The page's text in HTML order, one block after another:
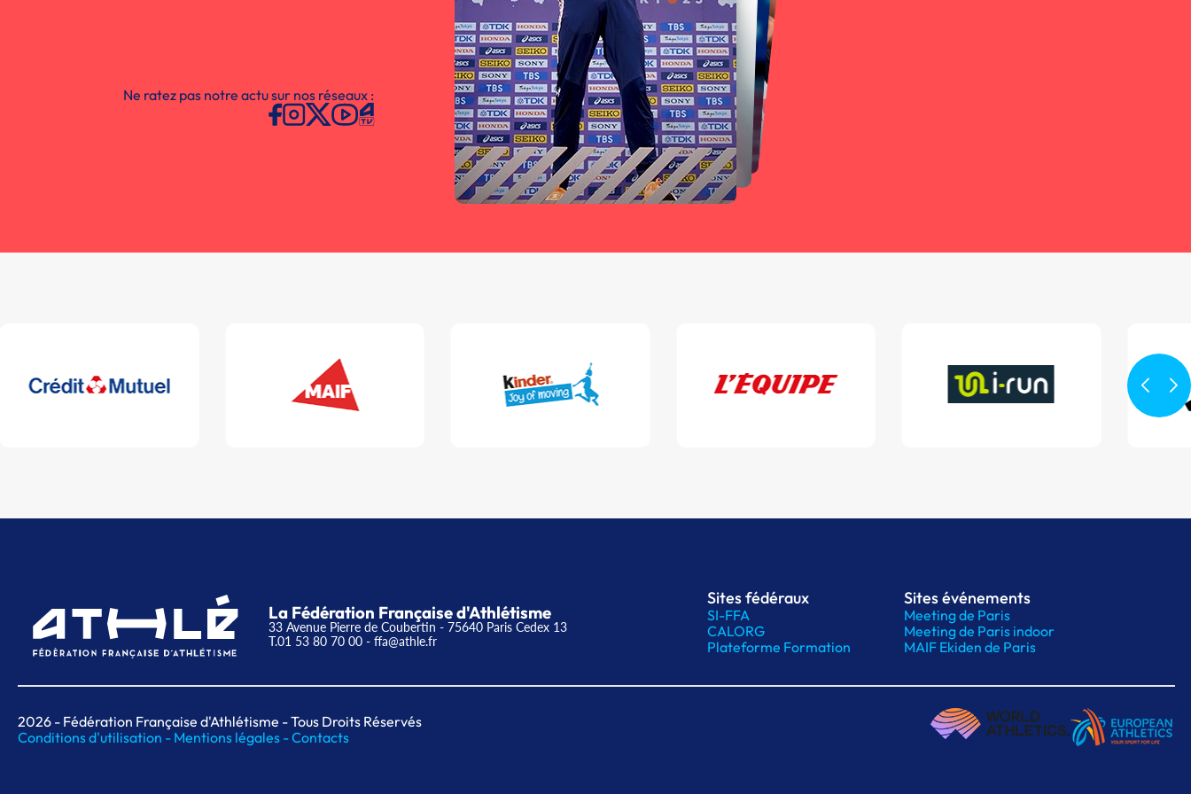
Ne ratez pas notre actu sur nos réseaux :
La Fédération Française d'Athlétisme
33 Avenue Pierre de Coubertin - 75640 Paris Cedex 13
T.01 53 80 70 00 - ffa@athle.fr
Sites fédéraux
SI-FFA
CALORG
Plateforme Formation
Sites événements
Meeting de Paris
Meeting de Paris indoor
MAIF Ekiden de Paris
2026 - Fédération Française d'Athlétisme - Tous Droits Réservés
Conditions d'utilisation - Mentions légales -Contacts